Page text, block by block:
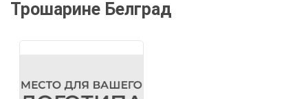
Трошарине Белград